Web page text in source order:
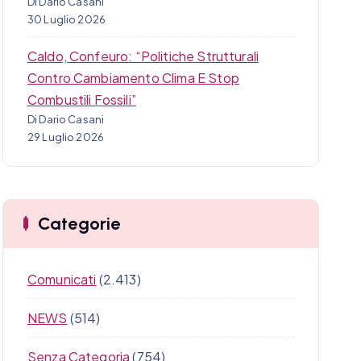
30 Luglio 2026
Caldo, Confeuro: “Politiche Strutturali
Contro Cambiamento Clima E Stop
Combustili Fossili”
Di Dario Casani
29 Luglio 2026
Categorie
Comunicati (2.413)
NEWS (514)
Senza Categoria(754)